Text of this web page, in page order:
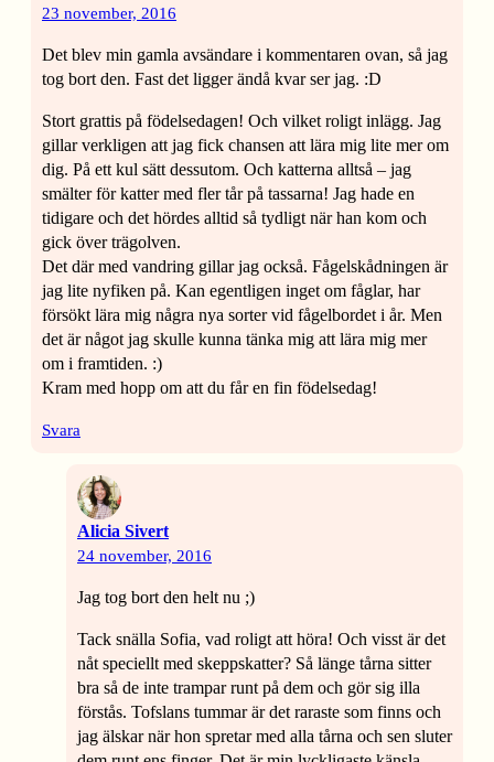
23 november, 2016
Det blev min gamla avsändare i kommentaren ovan, så jag
tog bort den. Fast det ligger ändå kvar ser jag. :D
Stort grattis på födelsedagen! Och vilket roligt inlägg. Jag
gillar verkligen att jag fick chansen att lära mig lite mer om
dig. På ett kul sätt dessutom. Och katterna alltså – jag
smälter för katter med fler tår på tassarna! Jag hade en
tidigare och det hördes alltid så tydligt när han kom och
gick över trägolven.
Det där med vandring gillar jag också. Fågelskådningen är
jag lite nyfiken på. Kan egentligen inget om fåglar, har
försökt lära mig några nya sorter vid fågelbordet i år. Men
det är något jag skulle kunna tänka mig att lära mig mer
om i framtiden. :)
Kram med hopp om att du får en fin födelsedag!
Svara
Alicia Sivert
24 november, 2016
Jag tog bort den helt nu ;)
Tack snälla Sofia, vad roligt att höra! Och visst är det
nåt speciellt med skeppskatter? Så länge tårna sitter
bra så de inte trampar runt på dem och gör sig illa
förstås. Tofslans tummar är det raraste som finns och
jag älskar när hon spretar med alla tårna och sen sluter